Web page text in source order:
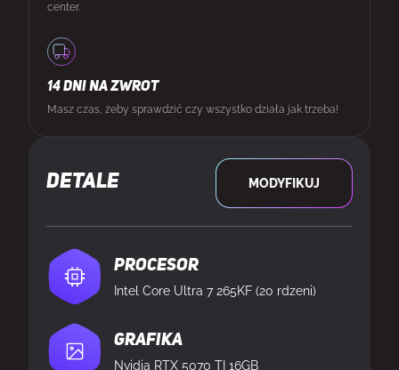
DETALE MODYFIKUJ
Procesor
Intel Core Ultra 7 265KF (20 rdzeni)
Grafika
Nvidia RTX 5070 TI 16GB
center.
14 DNI NA ZWROT
Masz czas, żeby sprawdzić czy wszystko działa jak trzeba!